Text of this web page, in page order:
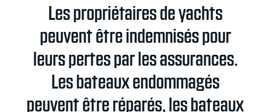
Les propriétaires de yachts
peuvent être indemnisés pour
leurs pertes par les assurances.
Les bateaux endommagés
peuvent être réparés, les bateaux